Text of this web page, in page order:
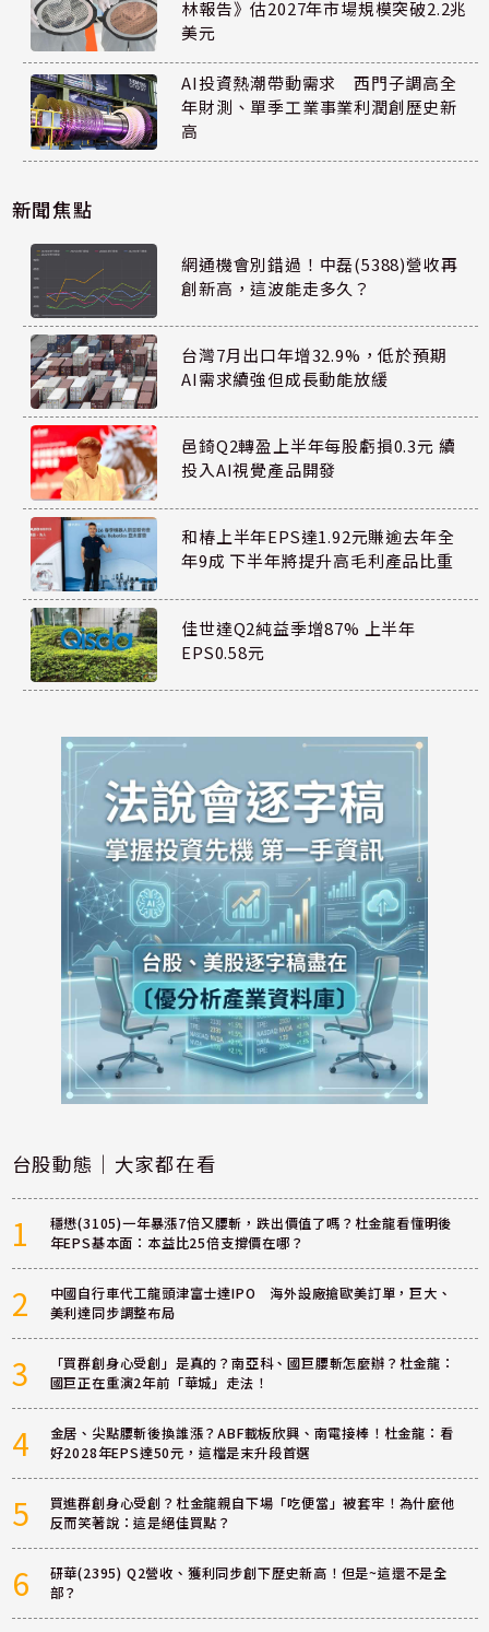
林報告》估2027年市場規模突破2.2兆
美元
AI投資熱潮帶動需求 西門子調高全
年財測、單季工業事業利潤創歷史新
高
新聞焦點
網通機會別錯過！中磊(5388)營收再
創新高，這波能走多久？
台灣7月出口年增32.9%，低於預期
AI需求續強但成長動能放緩
邑錡Q2轉盈上半年每股虧損0.3元 續
投入AI視覺產品開發
和椿上半年EPS達1.92元賺逾去年全
年9成 下半年將提升高毛利產品比重
佳世達Q2純益季增87% 上半年
EPS0.58元
台股動態｜大家都在看
1
穩懋(3105)一年暴漲7倍又腰斬，跌出價值了嗎？杜金龍看懂明後
年EPS基本面：本益比25倍支撐價在哪？
2
中國自行車代工龍頭津富士達IPO 海外設廠搶歐美訂單，巨大、
美利達同步調整布局
3
「買群創身心受創」是真的？南亞科、國巨腰斬怎麼辦？杜金龍：
國巨正在重演2年前「華城」走法！
4
金居、尖點腰斬後換誰漲？ABF載板欣興、南電接棒！杜金龍：看
好2028年EPS達50元，這檔是末升段首選
5
買進群創身心受創？杜金龍親自下場「吃便當」被套牢！為什麼他
反而笑著說：這是絕佳買點？
6
研華(2395) Q2營收、獲利同步創下歷史新高！但是~這還不是全
部？